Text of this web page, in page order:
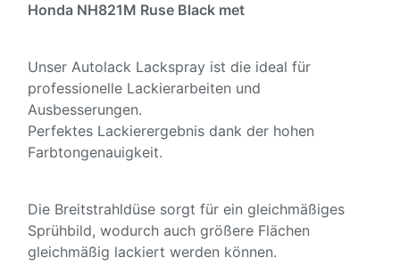
Honda NH821M Ruse Black met
Unser Autolack Lackspray ist die ideal für
professionelle Lackierarbeiten und
Ausbesserungen.
Perfektes Lackierergebnis dank der hohen
Farbtongenauigkeit.
Die Breitstrahldüse sorgt für ein gleichmäßiges
Sprühbild, wodurch auch größere Flächen
gleichmäßig lackiert werden können.